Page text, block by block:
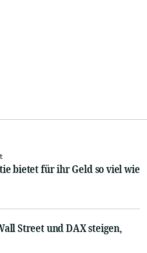
bietet für ihr Geld so viel wie
Street und DAX steigen,